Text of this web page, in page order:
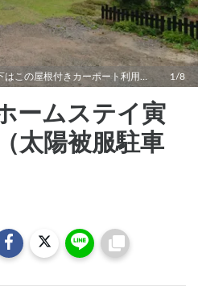
駐車可能なスペース（高さ２ｍ以下はこの屋根付きカーポート利用できます） 1/8
ームステイ寅
太陽被服駐車